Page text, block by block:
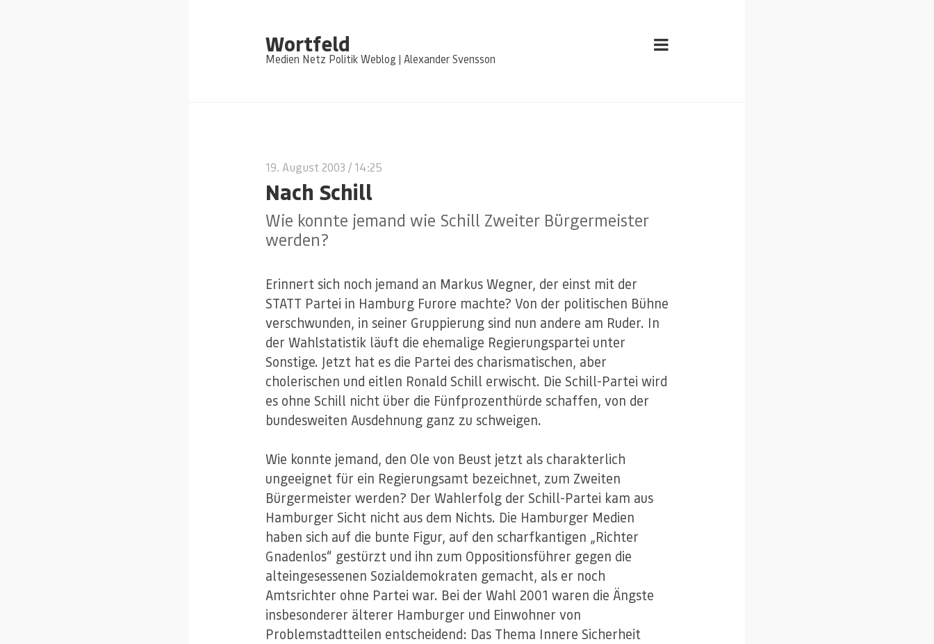
Wortfeld
Medien Netz Politik Weblog | Alexander Svensson
19. August 2003 / 14:25
Nach Schill
Wie konnte jemand wie Schill Zweiter Bürgermeister
werden?
Erinnert sich noch jemand an Markus Wegner, der einst mit der
STATT Partei in Hamburg Furore machte? Von der politischen Bühne
verschwunden, in seiner Gruppierung sind nun andere am Ruder. In
der Wahlstatistik läuft die ehemalige Regierungspartei unter
Sonstige. Jetzt hat es die Partei des charismatischen, aber
cholerischen und eitlen Ronald Schill erwischt. Die Schill-Partei wird
es ohne Schill nicht über die Fünfprozenthürde schaffen, von der
bundesweiten Ausdehnung ganz zu schweigen.
Wie konnte jemand, den Ole von Beust jetzt als charakterlich
ungeeignet für ein Regierungsamt bezeichnet, zum Zweiten
Bürgermeister werden? Der Wahlerfolg der Schill-Partei kam aus
Hamburger Sicht nicht aus dem Nichts. Die Hamburger Medien
haben sich auf die bunte Figur, auf den scharfkantigen „Richter
Gnadenlos“ gestürzt und ihn zum Oppositionsführer gegen die
alteingesessenen Sozialdemokraten gemacht, als er noch
Amtsrichter ohne Partei war. Bei der Wahl 2001 waren die Ängste
insbesonderer älterer Hamburger und Einwohner von
Problemstadtteilen entscheidend: Das Thema Innere Sicherheit